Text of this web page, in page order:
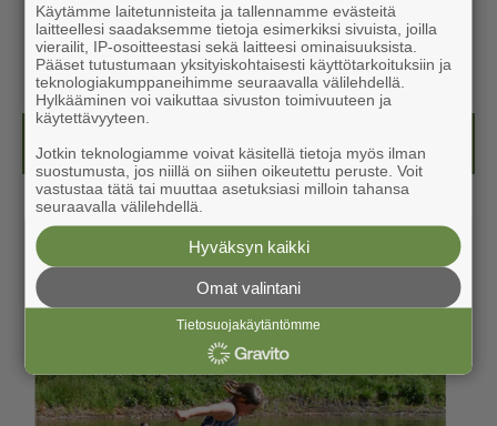
Kesälehti (ilmainen)
Käytämme laitetunnisteita ja tallennamme evästeitä
laitteellesi saadaksemme tietoja esimerkiksi sivuista, joilla
vierailit, IP-osoitteestasi sekä laitteesi ominaisuuksista.
Pääset tutustumaan yksityiskohtaisesti käyttötarkoituksiin ja
teknologiakumppaneihimme seuraavalla välilehdellä.
Hylkääminen voi vaikuttaa sivuston toimivuuteen ja
käytettävyyteen.
Jotkin teknologiamme voivat käsitellä tietoja myös ilman
suostumusta, jos niillä on siihen oikeutettu peruste. Voit
vastustaa tätä tai muuttaa asetuksiasi milloin tahansa
seuraavalla välilehdellä.
Hyväksyn kaikki
Omat valintani
Tietosuojakäytäntömme